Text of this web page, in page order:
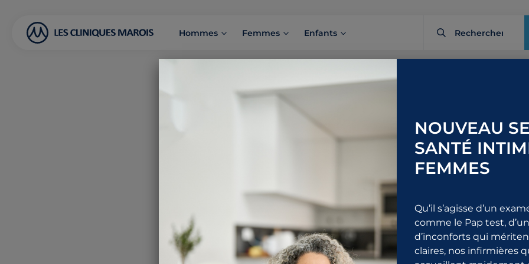
Hommes Femmes Enfants
Traitements et chirurgies
Durée approximative
1 844 URO-ALLO
NOUVEAU
SANTÉ
FEMMES
Qu’il s’agisse d’un
comme le Pap test,
d’inconforts qui
claires, nos infirmières